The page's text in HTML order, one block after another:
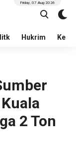
Hukrim
Friday, 07 Aug 2026
2 Ton